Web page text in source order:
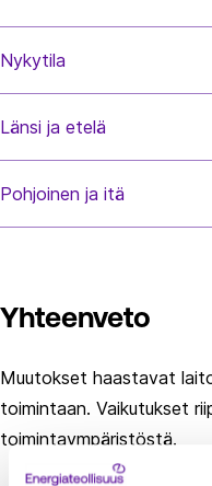
Nykytila
Länsi ja etelä
Pohjoinen ja itä
Yhteenveto
Muutokset haastavat
toimintaan. Vaikutukset
toimintaympäristöstä.